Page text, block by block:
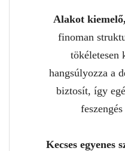
Alakot
finoman
tökéletesen
hangsúlyozza a
biztosít, így
Kecses egyenes